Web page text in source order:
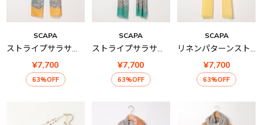
SCAPA
ストライプサラサストール
¥7,700
63%OFF
SCAPA
ストライプサラサストール
¥7,700
63%OFF
SCAPA
リネンパターンストール
¥7,700
63%OFF